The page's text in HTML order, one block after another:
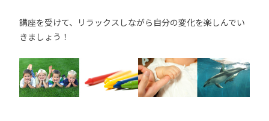
講座を受けて、リラックスしながら自分の変化を楽しんでい
きましょう！